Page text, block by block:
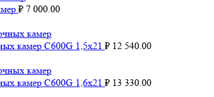
₽ 7 000.00
камер С600G 1,5х21 ₽ 12 540.00
камер С600G 1,6х21 ₽ 13 330.00